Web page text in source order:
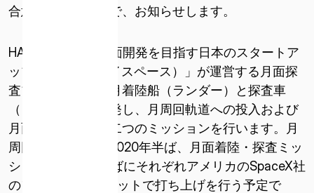
合意致しましたので、お知らせします。
HAKUTO-Rは、月面開発を目指す日本のスタートア
ップ「ispace（アイスペース）」が運営する月面探
査プログラムで、月着陸船（ランダー）と探査車
（ローバー）を開発し、月周回軌道への投入および
月面着陸・探査の二つのミッションを行います。月
周回ミッションは2020年半ば、月面着陸・探査ミッ
ションは2021年半ばにそれぞれアメリカのSpaceX社
のファルコン9ロケットで打ち上げを行う予定で